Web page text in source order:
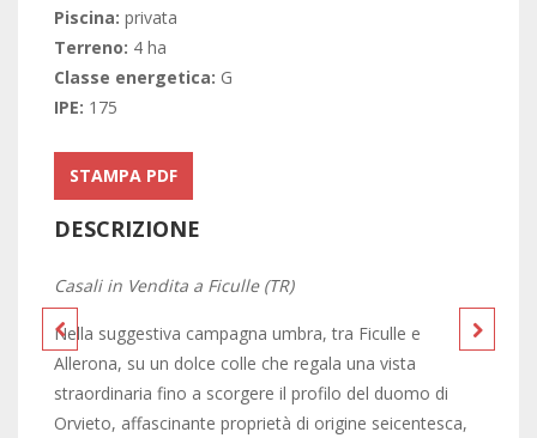
Piscina: privata
Terreno: 4 ha
Classe energetica: G
IPE: 175
STAMPA PDF
DESCRIZIONE
Casali in Vendita a Ficulle (TR)
Nella suggestiva campagna umbra, tra Ficulle e
Allerona, su un dolce colle che regala una vista
straordinaria fino a scorgere il profilo del duomo di
Orvieto, affascinante proprietà di origine seicentesca,